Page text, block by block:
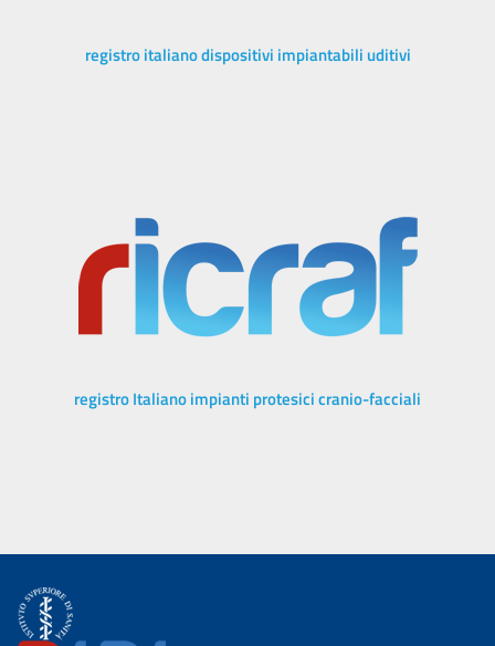
registro italiano dispositivi impiantabili uditivi
registro Italiano impianti protesici cranio-facciali